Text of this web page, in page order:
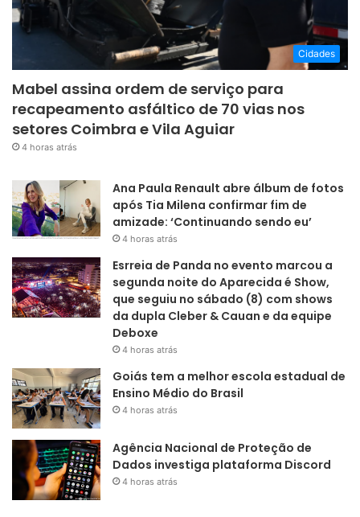
Cidades
Mabel assina ordem de serviço para
recapeamento asfáltico de 70 vias nos
setores Coimbra e Vila Aguiar
4 horas atrás
Ana Paula Renault abre álbum de fotos
após Tia Milena confirmar fim de
amizade: ‘Continuando sendo eu’
4 horas atrás
Esrreia de Panda no evento marcou a
segunda noite do Aparecida é Show,
que seguiu no sábado (8) com shows
da dupla Cleber & Cauan e da equipe
Deboxe
4 horas atrás
Goiás tem a melhor escola estadual de
Ensino Médio do Brasil
4 horas atrás
Agência Nacional de Proteção de
Dados investiga plataforma Discord
4 horas atrás